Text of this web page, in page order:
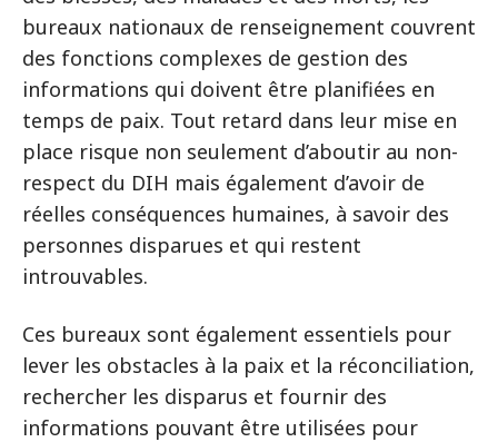
bureaux nationaux de renseignement couvrent
des fonctions complexes de gestion des
informations qui doivent être planifiées en
temps de paix. Tout retard dans leur mise en
place risque non seulement d’aboutir au non-
respect du DIH mais également d’avoir de
réelles conséquences humaines, à savoir des
personnes disparues et qui restent
introuvables.
Ces bureaux sont également essentiels pour
lever les obstacles à la paix et la réconciliation,
rechercher les disparus et fournir des
informations pouvant être utilisées pour